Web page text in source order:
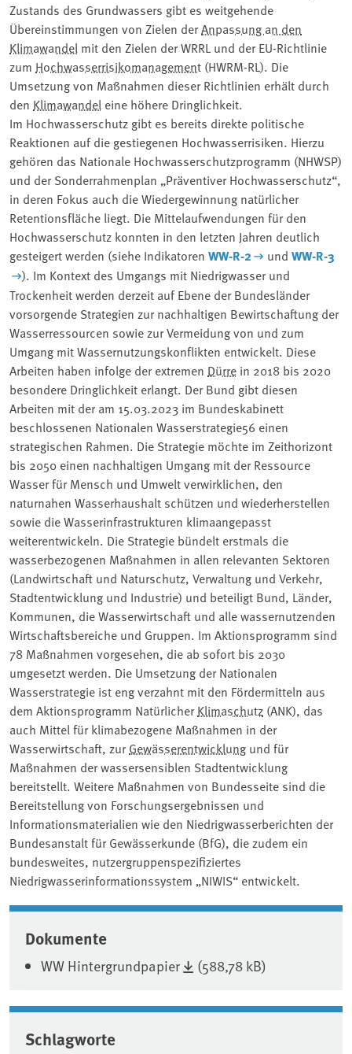
Zustands des Grundwassers gibt es weitgehende
Übereinstimmungen von Zielen derAnpassung an den
Klimawandel mit den Zielen der WRRL und der EU-Richtlinie
zum Hochwasserrisikomanagement (HWRM-RL). Die
Umsetzung von Maßnahmen dieser Richtlinien erhält durch
den Klimawandel eine höhere Dringlichkeit.
Im Hochwasserschutz gibt es bereits direkte politische
Reaktionen auf die gestiegenen Hochwasserrisiken. Hierzu
gehören das Nationale Hochwasserschutzprogramm (NHWSP)
und der Sonderrahmenplan „Präventiver Hochwasserschutz“,
in deren Fokus auch die Wiedergewinnung natürlicher
Retentionsfläche liegt. Die Mittelaufwendungen für den
Hochwasserschutz konnten in den letzten Jahren deutlich
gesteigert werden (siehe Indikatoren WW-R-2 und WW-R-3
). Im Kontext des Umgangs mit Niedrigwasser und
Trockenheit werden derzeit auf Ebene der Bundesländer
vorsorgende Strategien zur nachhaltigen Bewirtschaftung der
Wasserressourcen sowie zur Vermeidung von und zum
Umgang mit Wassernutzungskonflikten entwickelt. Diese
Arbeiten haben infolge der extremen Dürre in 2018 bis 2020
besondere Dringlichkeit erlangt. Der Bund gibt diesen
Arbeiten mit der am 15.03.2023 im Bundeskabinett
beschlossenen Nationalen Wasserstrategie56 einen
strategischen Rahmen. Die Strategie möchte im Zeithorizont
bis 2050 einen nachhaltigen Umgang mit der Ressource
Wasser für Mensch und Umwelt verwirklichen, den
naturnahen Wasserhaushalt schützen und wiederherstellen
sowie die Wasserinfrastrukturen klimaangepasst
weiterentwickeln. Die Strategie bündelt erstmals die
wasserbezogenen Maßnahmen in allen relevanten Sektoren
(Landwirtschaft und Naturschutz, Verwaltung und Verkehr,
Stadtentwicklung und Industrie) und beteiligt Bund, Länder,
Kommunen, die Wasserwirtschaft und alle wassernutzenden
Wirtschaftsbereiche und Gruppen. Im Aktionsprogramm sind
78 Maßnahmen vorgesehen, die ab sofort bis 2030
umgesetzt werden. Die Umsetzung der Nationalen
Wasserstrategie ist eng verzahnt mit den Fördermitteln aus
dem Aktionsprogramm NatürlicherKlimaschutz (ANK), das
auch Mittel für klimabezogene Maßnahmen in der
Wasserwirtschaft, zurGewässerentwicklung und für
Maßnahmen der wassersensiblen Stadtentwicklung
bereitstellt. Weitere Maßnahmen von Bundesseite sind die
Bereitstellung von Forschungsergebnissen und
Informationsmaterialien wie den Niedrigwasserberichten der
Bundesanstalt für Gewässerkunde (BfG), die zudem ein
bundesweites, nutzergruppenspezifiziertes
Niedrigwasserinformationssystem „NIWIS“ entwickelt.
Associated content
Dokumente
WW Hintergrundpapier (588,78 kB)
Schlagworte